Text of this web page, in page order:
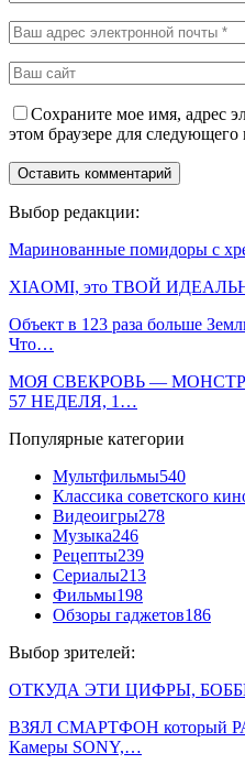
Сохраните мое имя, адрес
этом браузере для следующего
Выбор редакции:
Маринованные помидоры с
XIAOMI, это ТВОЙ
Объект в 123 раза больше
Что…
МОЯ СВЕКРОВЬ —
57 НЕДЕЛЯ, 1…
Популярные категории
Мультфильмы540
Классика советского
Видеоигры278
Музыка246
Рецепты239
Сериалы213
Фильмы198
Обзоры гаджетов186
Выбор зрителей:
ОТКУДА ЭТИ ЦИФРЫ,
ВЗЯЛ СМАРТФОН который
Камеры SONY,…